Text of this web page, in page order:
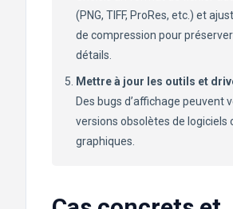
(PNG, TIFF, ProRes, etc.) et
de compression pour
détails.
Mettre à jour les outils et
Des bugs d’affichage peuvent
versions obsolètes de logiciels
graphiques.